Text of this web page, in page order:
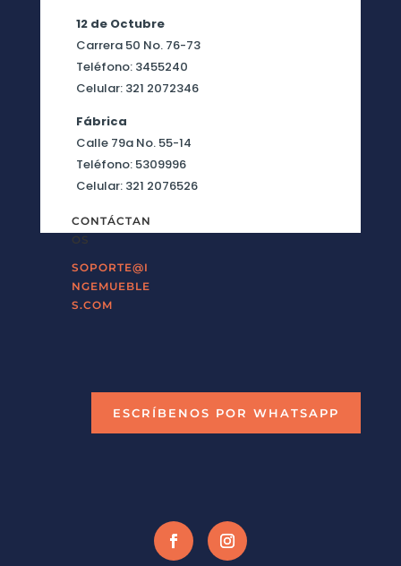
12 de Octubre
Carrera 50 No. 76-73
Teléfono: 3455240
Celular: 321 2072346
Fábrica
Calle 79a No. 55-14
Teléfono: 5309996
Celular: 321 2076526
CONTÁCTAN
OS
SOPORTE@I
NGEMUEBLE
S.COM
ESCRÍBENOS POR WHATSAPP